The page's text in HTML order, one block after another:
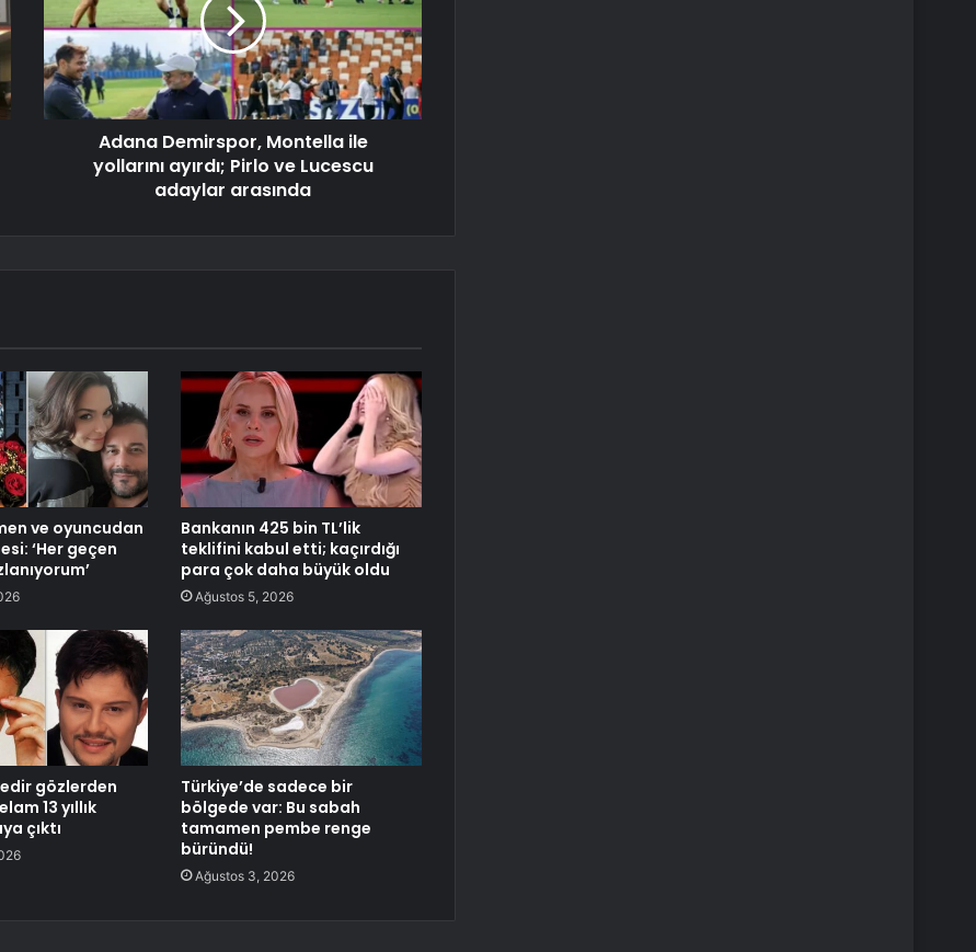
Adana Demirspor, Montella ile
yollarını ayırdı; Pirlo ve Lucescu
adaylar arasında
ve oyuncudan
‘Her geçen
Bankanın 425 bin TL’lik
teklifini kabul etti; kaçırdığı
para çok daha büyük oldu
Ağustos 5, 2026
gözlerden
13 yıllık
çıktı
Türkiye’de sadece bir
bölgede var: Bu sabah
tamamen pembe renge
büründü!
Ağustos 3, 2026